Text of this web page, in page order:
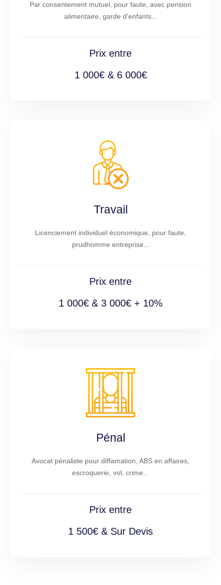
Par consentement mutuel, pour faute, avec pension
alimentaire, garde d'enfants...
Prix entre
1 000€ & 6 000€
Travail
Licenciement individuel économique, pour faute,
prudhomme entreprise...
Prix entre
1 000€ & 3 000€ + 10%
Pénal
Avocat pénaliste pour diffamation, ABS en affaires,
escroquerie, vol, crime...
Prix entre
1 500€ & Sur Devis